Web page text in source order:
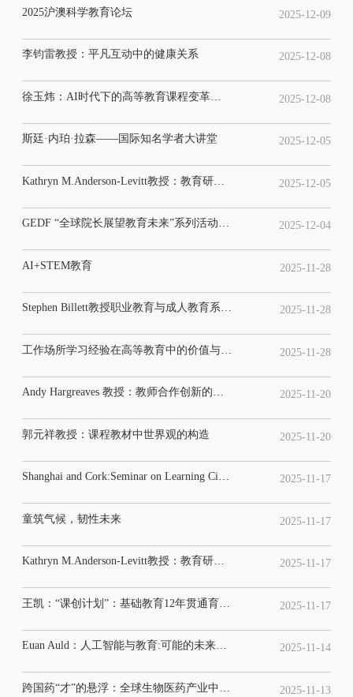
2025沪澳科学教育论坛 2025-12-09
李钧雷教授：平凡互动中的健康关系 2025-12-08
徐玉炜：AI时代下的高等教育课程变革：来自一所英国大学的经验 2025-12-08
斯廷·内珀·拉森——国际知名学者大讲堂 2025-12-05
Kathryn M.Anderson-Levitt教授：教育研究的理论、方法与全球视野 2025-12-05
GEDF “全球院长展望教育未来”系列活动十五 2025-12-04
AI+STEM教育 2025-11-28
Stephen Billett教授职业教育与成人教育系列讲座 2025-11-28
工作场所学习经验在高等教育中的价值与课程实现 2025-11-28
Andy Hargreaves 教授：教师合作创新的理念、研究与实践 2025-11-20
郭元祥教授：课程教材中世界观的构造 2025-11-20
Shanghai and Cork:Seminar on Learning City Development 2025-11-17
童筑气候，韧性未来 2025-11-17
Kathryn M.Anderson-Levitt教授：教育研究的理论、方法与全球视野 2025-11-17
2025-11-17
Euan Auld：人工智能与教育:可能的未来、推想性教学与社会科幻小说 2025-11-14
2025-11-13